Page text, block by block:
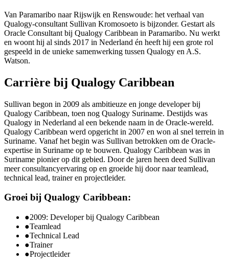
Van Paramaribo naar Rijswijk en Renswoude: het verhaal van
Qualogy-consultant Sullivan Kromosoeto is bijzonder. Gestart als
Oracle Consultant bij Qualogy Caribbean in Paramaribo. Nu werkt
en woont hij al sinds 2017 in Nederland én heeft hij een grote rol
gespeeld in de unieke samenwerking tussen Qualogy en A.S.
Watson.
Carrière bij Qualogy Caribbean
Sullivan begon in 2009 als ambitieuze en jonge developer bij
Qualogy Caribbean, toen nog Qualogy Suriname. Destijds was
Qualogy in Nederland al een bekende naam in de Oracle-wereld.
Qualogy Caribbean werd opgericht in 2007 en won al snel terrein in
Suriname. Vanaf het begin was Sullivan betrokken om de Oracle-
expertise in Suriname op te bouwen. Qualogy Caribbean was in
Suriname pionier op dit gebied. Door de jaren heen deed Sullivan
meer consultancyervaring op en groeide hij door naar teamlead,
technical lead, trainer en projectleider.
Groei bij Qualogy Caribbean:
●2009: Developer bij Qualogy Caribbean
●Teamlead
●Technical Lead
●Trainer
●Projectleider